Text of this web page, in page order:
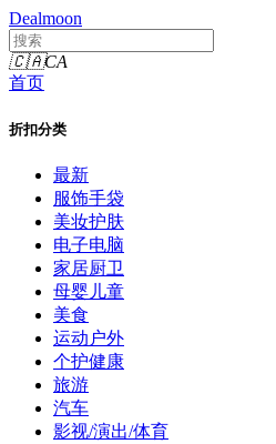
Dealmoon
🇨🇦CA
首页
折扣分类
最新
服饰手袋
美妆护肤
电子电脑
家居厨卫
母婴儿童
美食
运动户外
个护健康
旅游
汽车
影视/演出/体育